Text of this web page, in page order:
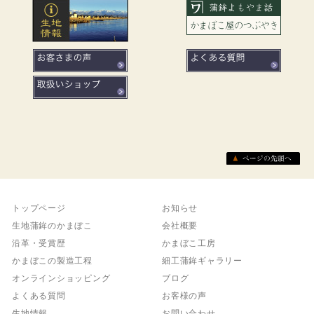
トップページ
お知らせ
生地蒲鉾のかまぼこ
会社概要
沿革・受賞歴
かまぼこ工房
かまぼこの製造工程
細工蒲鉾ギャラリー
オンラインショッピング
ブログ
よくある質問
お客様の声